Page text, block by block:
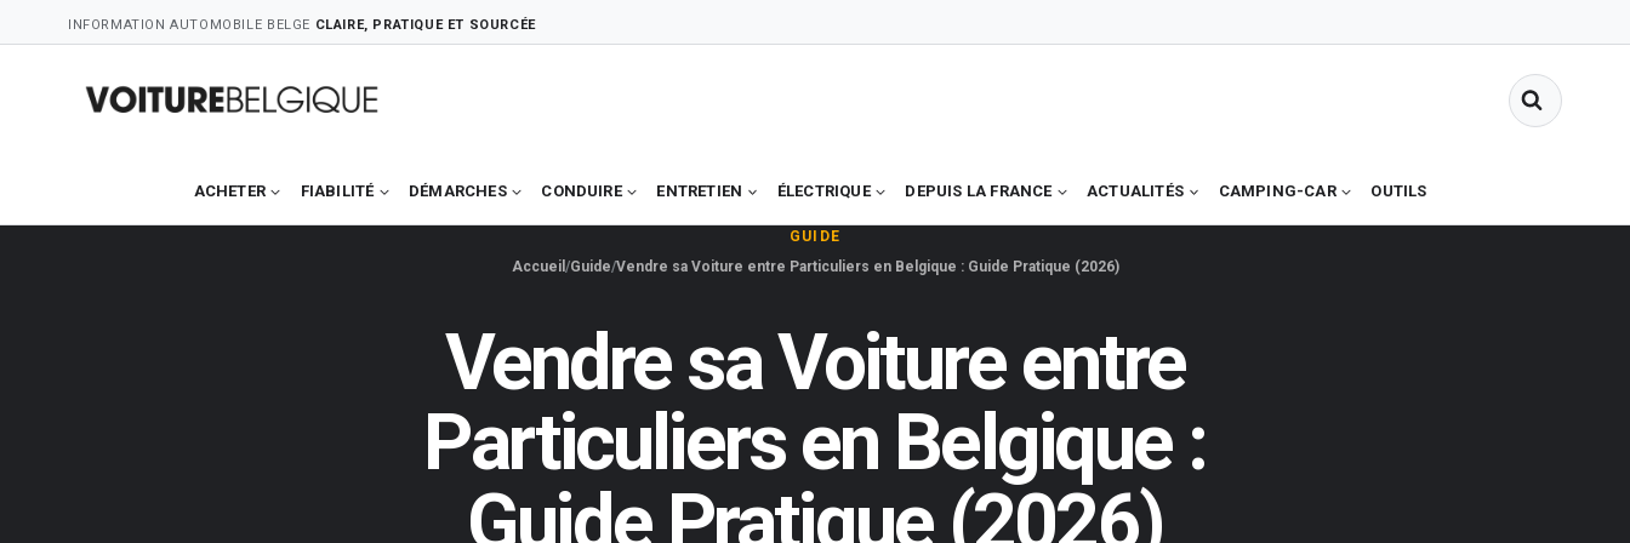
to
INFORMATION AUTOMOBILE BELGE CLAIRE, PRATIQUE ET SOURCÉE
ACHETER FIABILITÉ DÉMARCHES CONDUIRE ENTRETIEN ÉLECTRIQUE DEPUIS LA FRANCE ACTUALITÉS CAMPING-CAR OUTILS
GUIDE
Accueil Guide Vendre sa Voiture entre Particuliers en Belgique : Guide Pratique (2026)
Vendre sa Voiture entre
Particuliers en Belgique :
Guide Pratique (2026)